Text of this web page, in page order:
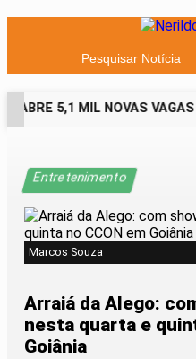
Pesquisar Notícia
ABRE 5,1 MIL NOVAS VAGAS
Entretenimento
Marcos Souza
Arraiá da Alego:
nesta quarta e
Goiânia